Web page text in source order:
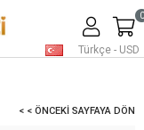
Türkçe - USD
0
< < ÖNCEKI SAYFAYA DÖN